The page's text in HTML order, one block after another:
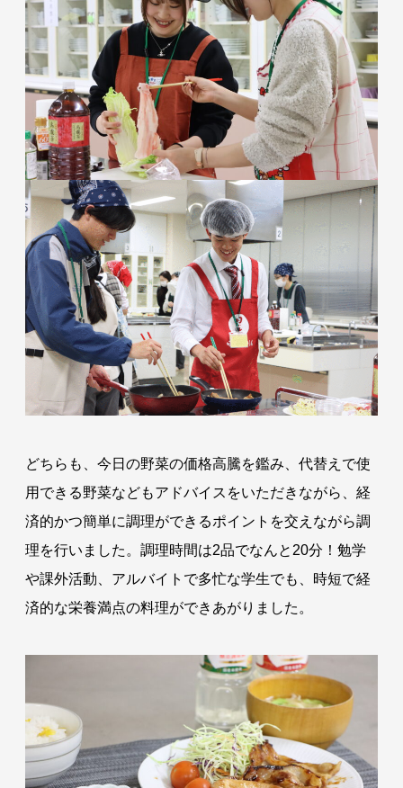
どちらも、今日の野菜の価格高騰を鑑み、代替えで使
用できる野菜などもアドバイスをいただきながら、経
済的かつ簡単に調理ができるポイントを交えながら調
理を行いました。調理時間は2品でなんと20分！勉学
や課外活動、アルバイトで多忙な学生でも、時短で経
済的な栄養満点の料理ができあがりました。